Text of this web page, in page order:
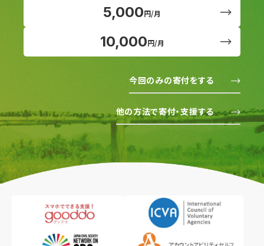
5,000円/月
10,000円/月
今回のみの寄付をする
他の方法で寄付・支援する